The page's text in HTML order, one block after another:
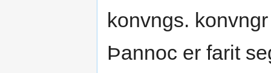
konvngs.
Þannoc er farit